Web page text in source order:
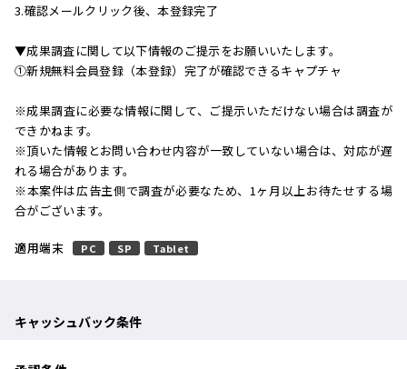
3.確認メールクリック後、本登録完了
▼成果調査に関して以下情報のご提示をお願いいたします。
①新規無料会員登録（本登録）完了が確認できるキャプチャ
※成果調査に必要な情報に関して、ご提示いただけない場合は調査が
できかねます。
※頂いた情報とお問い合わせ内容が一致していない場合は、対応が遅
れる場合があります。
※本案件は広告主側で調査が必要なため、1ヶ月以上お待たせする場
合がございます。
適用端末 PC SP Tablet
キャッシュバック条件